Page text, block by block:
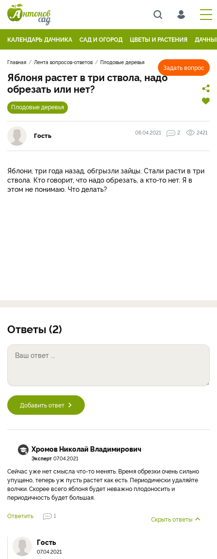
КАЛЕНДАРЬ ДАЧНИКА САД И ОГОРОД ЦВЕТЫ И РАСТЕНИЯ
Задать вопрос
Главная Лента вопросов-ответов Плодовые деревья
Яблоня растет в три ствола, надо
обрезать или нет?
Плодовые деревья
Гость 06.04.2021 2 2421
Яблони, три года назад, обгрызли зайцы. Стали расти в три
ствола. Кто говорит, что надо обрезать, а кто-то нет. Я в
этом не понимаю. Что делать?
Ответы (2)
Добавить ответ
Хромов Николай Владимирович
Эксперт 07.04.2021
Сейчас уже нет смысла что-то менять. Время обрезки очень сильно
упущено, теперь уж пусть растет как есть. Периодически удаляйте
волчки. Скорее всего яблоня будет неважно плодоносить и
периодичность будет большая.
Ответить 1 Скрыть ответы
Гость
07.04.2021